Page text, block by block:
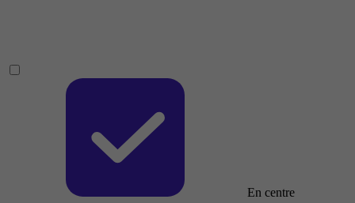
En centre